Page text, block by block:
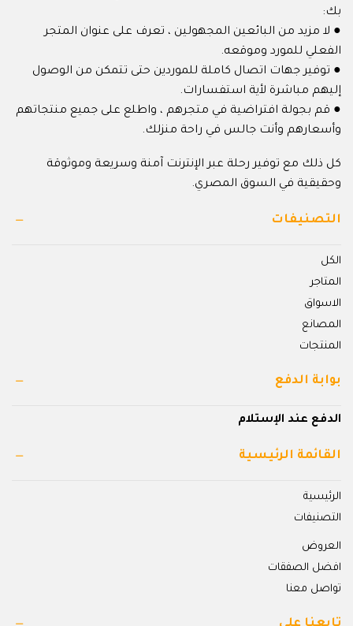
بك:
● لا مزيد من البائعين المجهولين ، تعرف على عنوان المتجر
الفعلي للمورد وموقعه.
● توفير جهات اتصال كاملة للموردين حتى تتمكن من الوصول
إليهم مباشرة لأية استفسارات.
● قم بجولة افتراضية في متجرهم ، واطلع على جميع منتجاتهم
وأسعارهم وأنت جالس في راحة منزلك.
كل ذلك مع توفير رحلة عبر الإنترنت آمنة وسريعة وموثوقة
وحقيقية في السوق المصري.
التصنيفات
الكل
المتاجر
الاسواق
المصانع
المنتجات
بوابة الدفع
الدفع عند الإستلام
القائمة الرئيسية
الرئيسية
التصنيفات
العروض
افضل الصفقات
تواصل معنا